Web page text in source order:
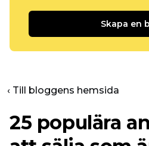
Skapa en
‹ Till bloggens hemsida
25 populära